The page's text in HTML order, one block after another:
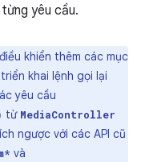
yêu cầu.
khiển thêm các mục
khai lệnh gọi lại
yêu cầu
từ MediaController
ngược với các API cũ
và